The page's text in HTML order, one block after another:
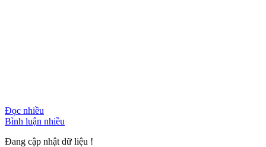
Đọc nhiều
Bình luận nhiều
Đang cập nhật dữ liệu !